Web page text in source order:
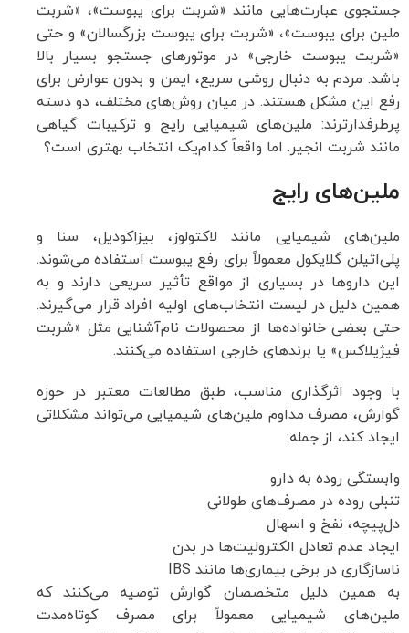
جستجوی عبارت‌هایی مانند «شربت برای یبوست»، «شربت
ملین برای یبوست»، «شربت برای یبوست بزرگسالان» و حتی
«شربت یبوست خارجی» در موتورهای جستجو بسیار بالا
باشد. مردم به دنبال روشی سریع، ایمن و بدون عوارض برای
رفع این مشکل هستند. در میان روش‌های مختلف، دو دسته
پرطرفدارترند: ملین‌های شیمیایی رایج و ترکیبات گیاهی
مانند شربت انجیر. اما واقعاً کدام‌یک انتخاب بهتری است؟
ملین‌های رایج
ملین‌های شیمیایی مانند لاکتولوز، بیزاکودیل، سنا و
پلی‌اتیلن گلایکول معمولاً برای رفع یبوست استفاده می‌شوند.
این داروها در بسیاری از مواقع تأثیر سریعی دارند و به
همین دلیل در لیست انتخاب‌های اولیه افراد قرار می‌گیرند.
حتی بعضی خانواده‌ها از محصولات نام‌آشنایی مثل «شربت
فیژیلاکس» یا برندهای خارجی استفاده می‌کنند.
با وجود اثرگذاری مناسب، طبق مطالعات معتبر در حوزه
گوارش، مصرف مداوم ملین‌های شیمیایی می‌تواند مشکلاتی
ایجاد کند، از جمله:
وابستگی روده به دارو
تنبلی روده در مصرف‌های طولانی
دل‌پیچه، نفخ و اسهال
ایجاد عدم تعادل الکترولیت‌ها در بدن
ناسازگاری در برخی بیماری‌ها مانند IBS
به همین دلیل متخصصان گوارش توصیه می‌کنند که
ملین‌های شیمیایی معمولاً برای مصرف کوتاه‌مدت